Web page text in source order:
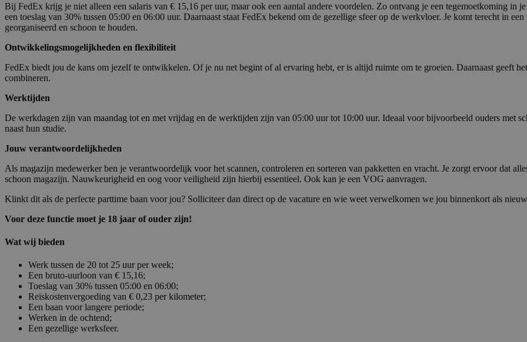
Bij FedEx krijg je niet alleen een salaris van € 15,16 per uur, maar ook een aantal andere voordelen. Zo ontvang je een tegemoetkoming in
een toeslag van 30% tussen 05:00 en 06:00 uur. Daarnaast staat FedEx bekend om de gezellige sfeer op de werkvloer. Je komt terecht in
georganiseerd en schoon te houden.
Ontwikkelingsmogelijkheden en flexibiliteit
FedEx biedt jou de kans om jezelf te ontwikkelen. Of je nu net begint of al ervaring hebt, er is altijd ruimte om te groeien. Daarnaast geeft
combineren.
Werktijden
De werkdagen zijn van maandag tot en met vrijdag en de werktijden zijn van 05:00 uur tot 10:00 uur. Ideaal voor bijvoorbeeld ouders met
naast hun studie.
Jouw verantwoordelijkheden
Als magazijn medewerker ben je verantwoordelijk voor het scannen, controleren en sorteren van pakketten en vracht. Je zorgt ervoor dat
schoon magazijn. Nauwkeurigheid en oog voor veiligheid zijn hierbij essentieel. Ook kan je een VOG aanvragen.
Klinkt dit als de perfecte parttime baan voor jou? Solliciteer dan direct op de vacature en wie weet verwelkomen we jou binnenkort als
Voor deze functie moet je 18 jaar of ouder zijn!
Wat wij bieden
Werk tussen de 20 tot 25 uur per week;
Een bruto-uurloon van € 15,16;
Toeslag van 30% tussen 05:00 en 06:00;
Reiskostenvergoeding van € 0,23 per kilometer;
Een baan voor langere periode;
Werken in de ochtend;
Een gezellige werksfeer.